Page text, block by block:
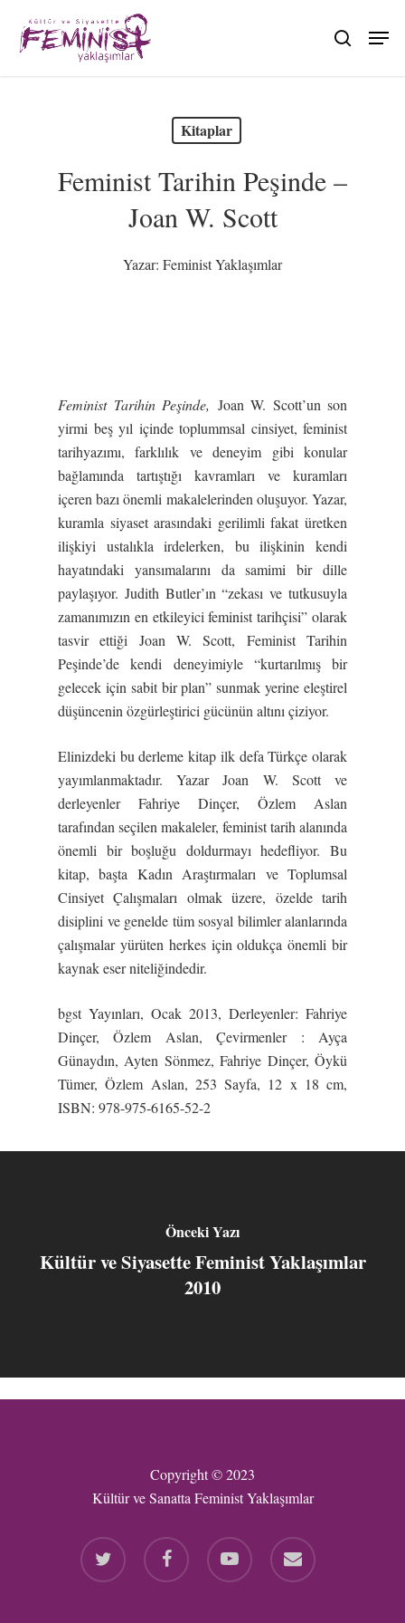
main
search
Kitaplar
Feminist Tarihin Peşinde –
Joan W. Scott
Yazar: Feminist Yaklaşımlar
Feminist Tarihin Peşinde, Joan W. Scott’un son
yirmi beş yıl içinde toplummsal cinsiyet, feminist
tarihyazımı, farklılık ve deneyim gibi konular
bağlamında tartıştığı kavramları ve kuramları
içeren bazı önemli makalelerinden oluşuyor. Yazar,
kuramla siyaset arasındaki gerilimli fakat üretken
ilişkiyi ustalıkla irdelerken, bu ilişkinin kendi
hayatındaki yansımalarını da samimi bir dille
paylaşıyor. Judith Butler’ın “zekası ve tutkusuyla
zamanımızın en etkileyici feminist tarihçisi” olarak
tasvir ettiği Joan W. Scott, Feminist Tarihin
Peşinde’de kendi deneyimiyle “kurtarılmış bir
gelecek için sabit bir plan” sunmak yerine eleştirel
düşüncenin özgürleştirici gücünün altını çiziyor.
Elinizdeki bu derleme kitap ilk defa Türkçe olarak
yayımlanmaktadır. Yazar Joan W. Scott ve
derleyenler Fahriye Dinçer, Özlem Aslan
tarafından seçilen makaleler, feminist tarih alanında
önemli bir boşluğu doldurmayı hedefliyor. Bu
kitap, başta Kadın Araştırmaları ve Toplumsal
Cinsiyet Çalışmaları olmak üzere, özelde tarih
disiplini ve genelde tüm sosyal bilimler alanlarında
çalışmalar yürüten herkes için oldukça önemli bir
kaynak eser niteliğindedir.
bgst Yayınları, Ocak 2013, Derleyenler: Fahriye
Dinçer, Özlem Aslan, Çevirmenler : Ayça
Günaydın, Ayten Sönmez, Fahriye Dinçer, Öykü
Tümer, Özlem Aslan, 253 Sayfa, 12 x 18 cm,
ISBN: 978-975-6165-52-2
Önceki Yazı
Kültür ve Siyasette Feminist Yaklaşımlar
2010
Copyright © 2023
Kültür ve Sanatta Feminist Yaklaşımlar
twitter facebook youtube email